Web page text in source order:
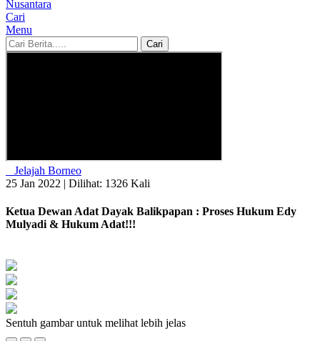
Nusantara
Cari
Menu
Cari
Jelajah Borneo
25 Jan 2022 | Dilihat: 1326 Kali
Ketua Dewan Adat Dayak Balikpapan : Proses Hukum Edy
Mulyadi & Hukum Adat!!!
Sentuh gambar untuk melihat lebih jelas